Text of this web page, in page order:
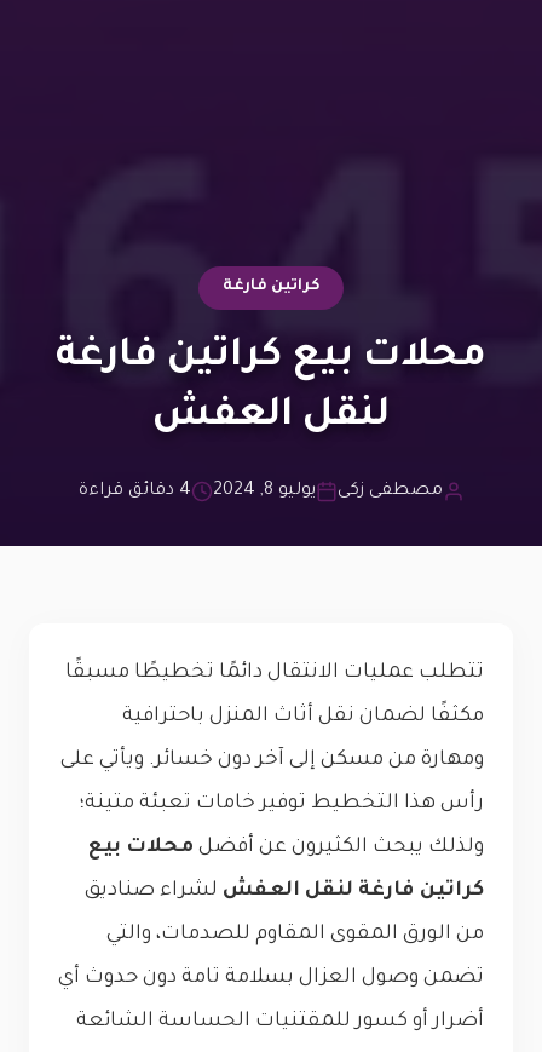
كراتين فارغة
محلات بيع كراتين فارغة
لنقل العفش
مصطفى زكى يوليو 8, 2024 4 دقائق قراءة
تتطلب عمليات الانتقال دائمًا تخطيطًا مسبقًا
مكثفًا لضمان نقل أثاث المنزل باحترافية
ومهارة من مسكن إلى آخر دون خسائر. ويأتي على
رأس هذا التخطيط توفير خامات تعبئة متينة؛
ولذلك يبحث الكثيرون عن أفضل محلات بيع
كراتين فارغة لنقل العفش لشراء صناديق
من الورق المقوى المقاوم للصدمات، والتي
تضمن وصول العزال بسلامة تامة دون حدوث أي
أضرار أو كسور للمقتنيات الحساسة الشائعة